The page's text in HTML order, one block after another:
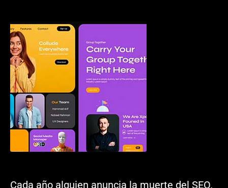
Cada año alguien anuncia la muerte del SEO.